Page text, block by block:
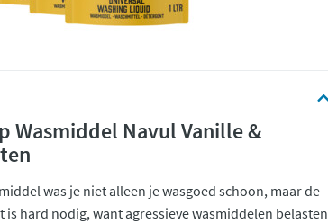
Wasmiddel Navul Vanille &
was je niet alleen je wasgoed schoon, maar de
is hard nodig, want agressieve wasmiddelen belasten